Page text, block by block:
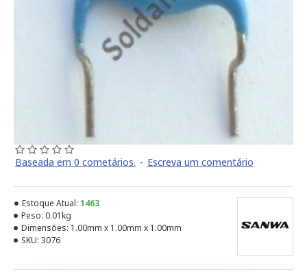
Baseada em 0 cometários. - Escreva um comentário
Estoque Atual: 1463
Peso: 0.01kg
Dimensões: 1.00mm x 1.00mm x 1.00mm
SKU: 3076